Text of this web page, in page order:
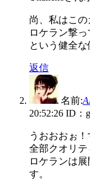
尚、私はこ
ロケラン撃
という健全
返信
名前:
20:52:26 ID：
うおおおぉ
全部クオリテ
ロケランは
す。